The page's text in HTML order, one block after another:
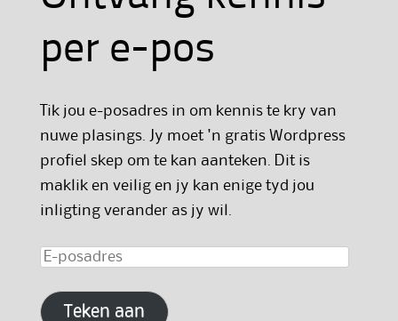
per e-pos
Tik jou e-posadres in om kennis te kry van
nuwe plasings. Jy moet 'n gratis Wordpress
profiel skep om te kan aanteken. Dit is
maklik en veilig en jy kan enige tyd jou
inligting verander as jy wil.
E-
Teken aan